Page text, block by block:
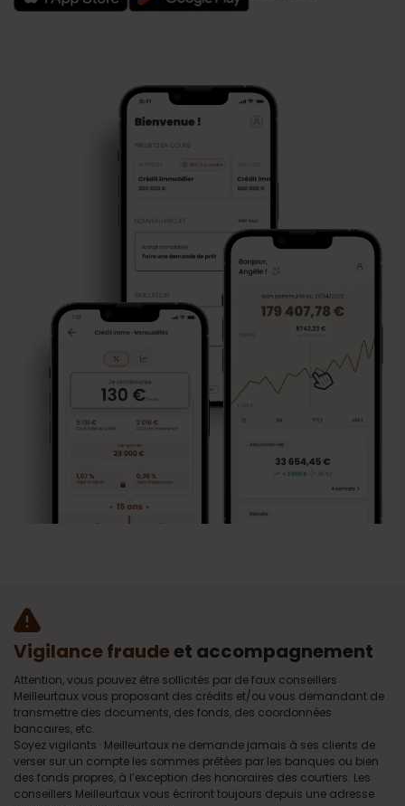
Vigilance fraudeet accompagnement
Attention, vous pouvez être sollicités par de faux conseillers
Meilleurtaux vous proposant des crédits et/ou vous demandant de
transmettre des documents, des fonds, des coordonnées
bancaires, etc.
Soyez vigilants · Meilleurtaux ne demande jamais à ses clients de
verser sur un compte les sommes prêtées par les banques ou bien
des fonds propres, à l’exception des honoraires des courtiers. Les
conseillers Meilleurtaux vous écriront toujours depuis une adresse